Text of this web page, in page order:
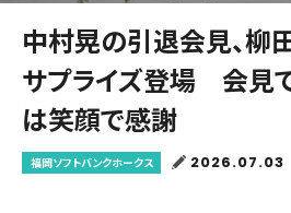
中村晃の引退会見、柳
サプライズ登場 会見
は笑顔で感謝
福岡ソフトバンクホークス 2026.07.03